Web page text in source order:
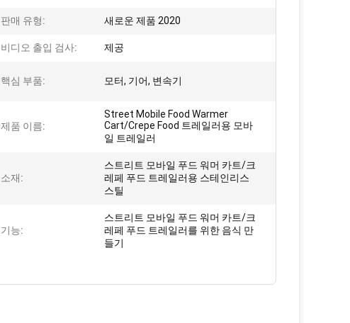
판매 유형: 새로운 제품 2020
비디오 출입 검사: 제공
핵심 부품: 모터, 기어, 변속기
제품 이름:
Street Mobile Food Warmer
Cart/Crepe Food 트레일러용 모바
일 트레일러
소재:
스트리트 모바일 푸드 워머 카트/크
레페 푸드 트레일러용 스테인리스
스틸
기능:
스트리트 모바일 푸드 워머 카트/크
레페 푸드 트레일러를 위한 음식 만
들기